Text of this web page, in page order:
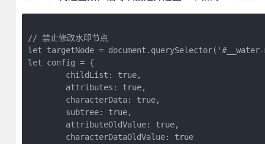
// 禁止修改水印节点
let targetNode =
let config = {